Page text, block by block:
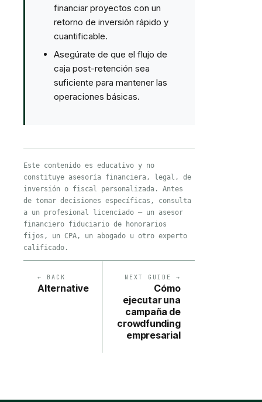
financiar proyectos con un
retorno de inversión rápido y
cuantificable.
Asegúrate de que el flujo de
caja post-retención sea
suficiente para mantener las
operaciones básicas.
Este contenido es educativo y no
constituye asesoría financiera, legal, de
inversión o fiscal personalizada. Antes
de tomar decisiones específicas, consulta
a un profesional licenciado — un asesor
financiero fiduciario de honorarios
fijos, un CPA, un abogado u otro experto
calificado.
← BACK
Alternative
NEXT GUIDE →
Cómo
ejecutar una
campaña de
crowdfunding
empresarial